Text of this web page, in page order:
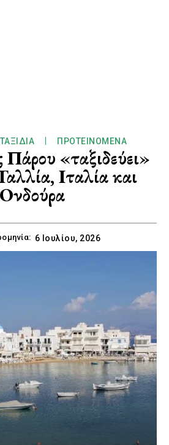
ΤΑΞΊΔΙΑ ΠΡΟΤΕΙΝΌΜΕΝΑ
«ταξιδεύει»
Ιταλία και
Ονδούρα
6 Ιουλίου, 2026